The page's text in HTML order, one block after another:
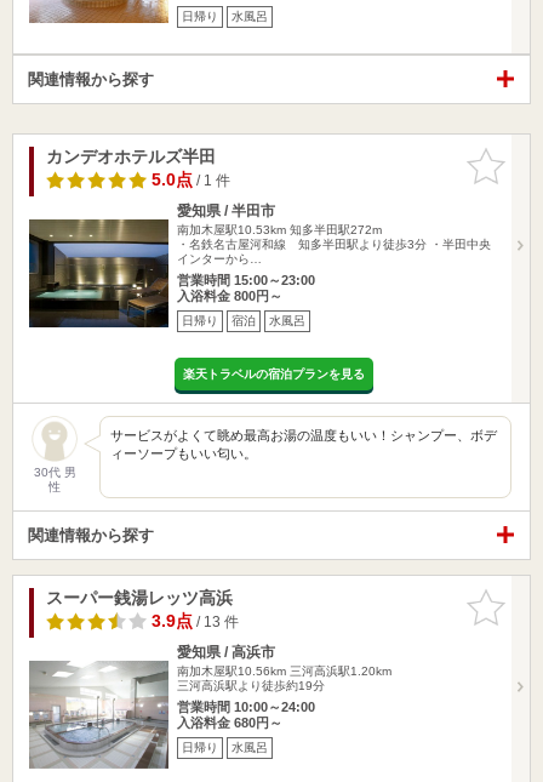
日帰り 水風呂
関連情報から探す
お気に入
りに追加
カンデオホテルズ半田
5.0点/ 1 件
愛知県 / 半田市
南加木屋駅10.53km 知多半田駅272m
・名鉄名古屋河和線 知多半田駅より徒歩3分 ・半田中央
インターから…
営業時間 15:00～23:00
入浴料金 800円～
日帰り 宿泊 水風呂
楽天トラベルの宿泊プランを見る
30代 男
性
サービスがよくて眺め最高お湯の温度もいい！シャンプー、ボデ
ィーソープもいい匂い。
関連情報から探す
お気に入
りに追加
スーパー銭湯レッツ高浜
3.9点/ 13 件
愛知県 / 高浜市
南加木屋駅10.56km 三河高浜駅1.20km
三河高浜駅より徒歩約19分
営業時間 10:00～24:00
入浴料金 680円～
日帰り 水風呂